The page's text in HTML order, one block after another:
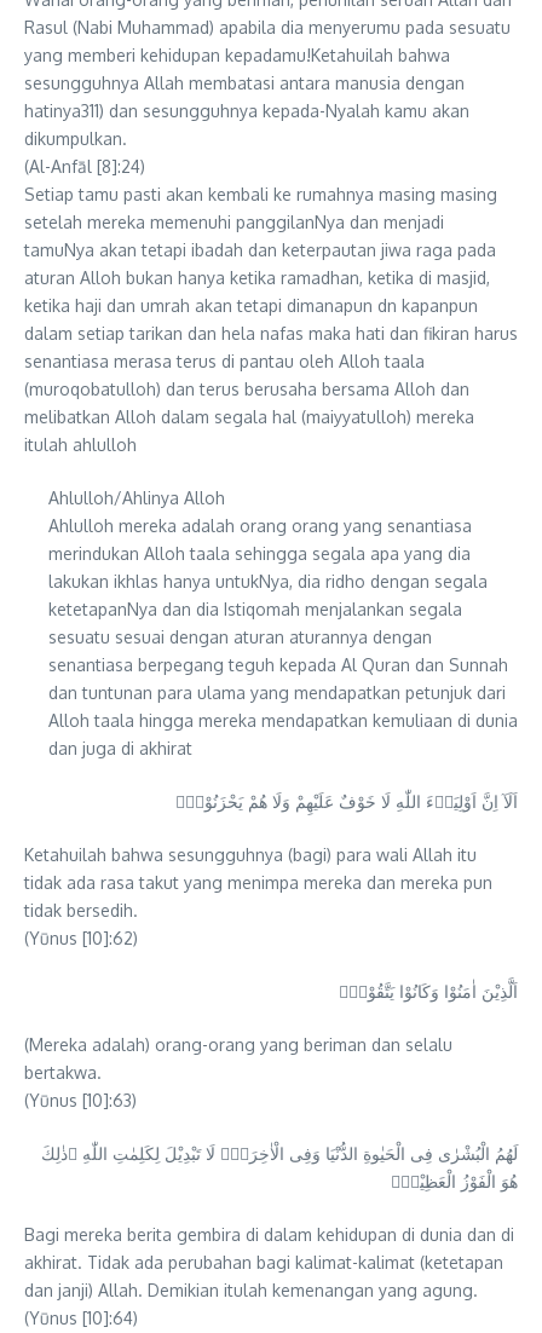
Rasul (Nabi Muhammad) apabila dia menyerumu pada sesuatu
yang memberi kehidupan kepadamu!Ketahuilah bahwa
sesungguhnya Allah membatasi antara manusia dengan
hatinya311) dan sesungguhnya kepada-Nyalah kamu akan
dikumpulkan.
(Al-Anfāl [8]:24)
Setiap tamu pasti akan kembali ke rumahnya masing masing
setelah mereka memenuhi panggilanNya dan menjadi
tamuNya akan tetapi ibadah dan keterpautan jiwa raga pada
aturan Alloh bukan hanya ketika ramadhan, ketika di masjid,
ketika haji dan umrah akan tetapi dimanapun dn kapanpun
dalam setiap tarikan dan hela nafas maka hati dan fikiran harus
senantiasa merasa terus di pantau oleh Alloh taala
(muroqobatulloh) dan terus berusaha bersama Alloh dan
melibatkan Alloh dalam segala hal (maiyyatulloh) mereka
itulah ahlulloh
Ahlulloh/Ahlinya Alloh
Ahlulloh mereka adalah orang orang yang senantiasa
merindukan Alloh taala sehingga segala apa yang dia
lakukan ikhlas hanya untukNya, dia ridho dengan segala
ketetapanNya dan dia Istiqomah menjalankan segala
sesuatu sesuai dengan aturan aturannya dengan
senantiasa berpegang teguh kepada Al Quran dan Sunnah
dan tuntunan para ulama yang mendapatkan petunjuk dari
Alloh taala hingga mereka mendapatkan kemuliaan di dunia
dan juga di akhirat
اَلَآ اِنَّ اَوْلِيَاۤءَ اللّٰهِ لَا خَوْفٌ عَلَيْهِمْ وَلَا هُمْ يَحْزَنُوْنَۚ
Ketahuilah bahwa sesungguhnya (bagi) para wali Allah itu
tidak ada rasa takut yang menimpa mereka dan mereka pun
tidak bersedih.
(Yūnus [10]:62)
اَلَّذِيْنَ اٰمَنُوْا وَكَانُوْا يَتَّقُوْنَۗ
(Mereka adalah) orang-orang yang beriman dan selalu
bertakwa.
(Yūnus [10]:63)
لَهُمُ الْبُشْرٰى فِى الْحَيٰوةِ الدُّنْيَا وَفِى الْاٰخِرَةِۗ لَا تَبْدِيْلَ لِكَلِمٰتِ اللّٰهِ ۗذٰلِكَ
هُوَ الْفَوْزُ الْعَظِيْمُۗ
Bagi mereka berita gembira di dalam kehidupan di dunia dan di
akhirat. Tidak ada perubahan bagi kalimat-kalimat (ketetapan
dan janji) Allah. Demikian itulah kemenangan yang agung.
(Yūnus [10]:64)